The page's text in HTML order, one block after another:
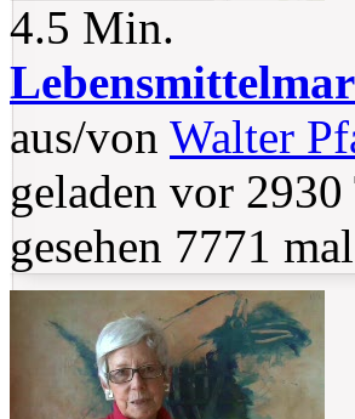
4.5 Min.
aus/von Walter
geladen vor 2930
gesehen 7771 mal